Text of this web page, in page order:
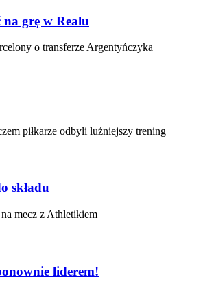
grę w Realu
o transferze Argentyńczyka
piłkarze odbyli luźniejszy trening
składu
mecz z Athletikiem
liderem!